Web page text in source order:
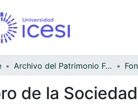
Archivo del Patrimonio Fotográfico y Fílmico del Valle del Cauca
de la